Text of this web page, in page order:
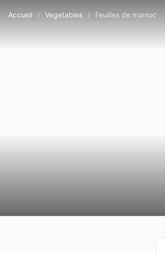
Accueil / Vegetables / Feuilles de manioc